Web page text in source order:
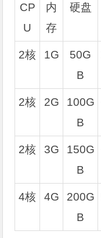
CP
U
内
存
硬盘
2核 1G
50G
B
2核 2G
100G
B
2核 3G
150G
B
4核 4G
200G
B